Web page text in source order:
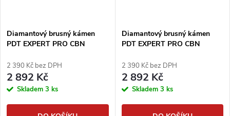
p
r
o
s
p
r
o
Diamantový brusný kámen
PDT EXPERT PRO CBN
2 390 Kč bez DPH
2 892 Kč
Skladem 3 ks
Diamantový brusný kámen
PDT EXPERT PRO CBN
2 390 Kč bez DPH
2 892 Kč
Skladem 3 ks